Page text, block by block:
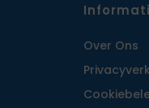
Over Ons